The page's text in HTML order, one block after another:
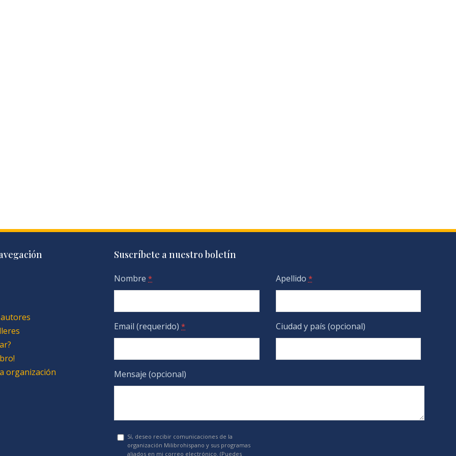
organización
Suscríbete a nuestro boletín
Nombre * Apellido *
Email (requerido) * Ciudad y país (opcional)
Mensaje (opcional)
Sí, deseo recibir comunicaciones de la
organización Milibrohispano y sus programas
aliados en mi correo electrónico. (Puedes